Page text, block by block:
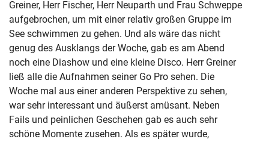
Greiner, Herr Fischer, Herr Neuparth und Frau Schweppe
aufgebrochen, um mit einer relativ großen Gruppe im
See schwimmen zu gehen. Und als wäre das nicht
genug des Ausklangs der Woche, gab es am Abend
noch eine Diashow und eine kleine Disco. Herr Greiner
ließ alle die Aufnahmen seiner Go Pro sehen. Die
Woche mal aus einer anderen Perspektive zu sehen,
war sehr interessant und äußerst amüsant. Neben
Fails und peinlichen Geschehen gab es auch sehr
schöne Momente zusehen. Als es später wurde,